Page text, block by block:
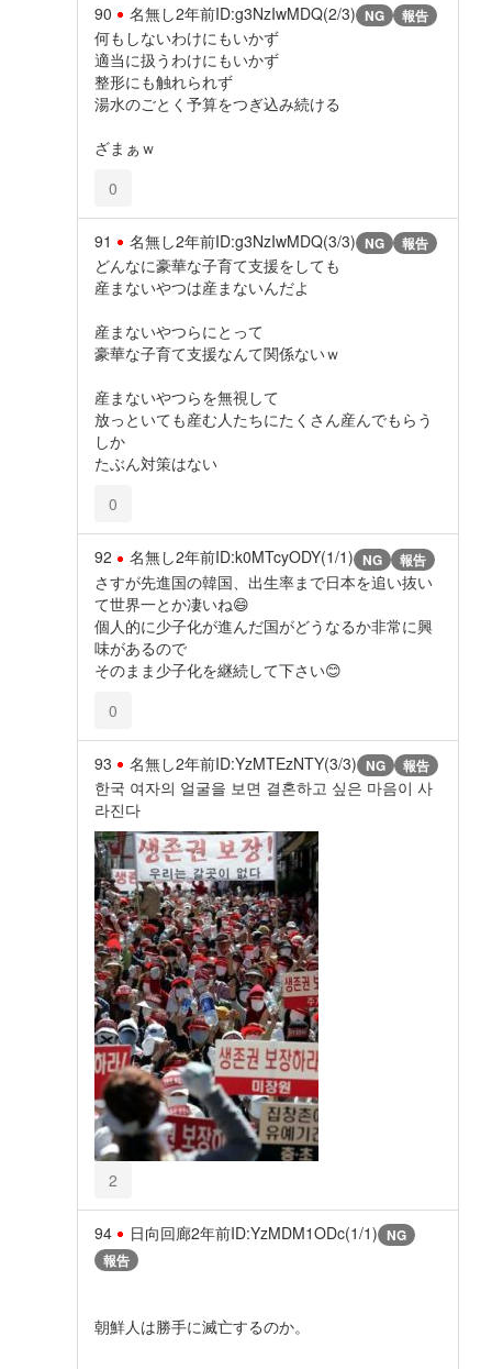
90 名無し2年前ID:g3NzIwMDQ(2/3) NG 報告
何もしないわけにもいかず
適当に扱うわけにもいかず
整形にも触れられず
湯水のごとく予算をつぎ込み続ける
ざまぁｗ
0
91 名無し2年前ID:g3NzIwMDQ(3/3) NG 報告
どんなに豪華な子育て支援をしても
産まないやつは産まないんだよ
産まないやつらにとって
豪華な子育て支援なんて関係ないｗ
産まないやつらを無視して
放っといても産む人たちにたくさん産んでもらう
しか
たぶん対策はない
0
92 名無し2年前ID:k0MTcyODY(1/1) NG 報告
さすが先進国の韓国、出生率まで日本を追い抜い
て世界一とか凄いね😄
個人的に少子化が進んだ国がどうなるか非常に興
味があるので
そのまま少子化を継続して下さい😊
0
93 名無し2年前ID:YzMTEzNTY(3/3) NG 報告
한국 여자의 얼굴을 보면 결혼하고 싶은 마음이 사
라진다
2
94 日向回廊2年前ID:YzMDM1ODc(1/1) NG
報告
朝鮮人は勝手に滅亡するのか。